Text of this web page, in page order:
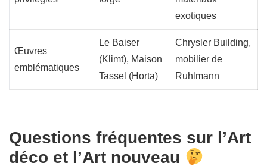
exotiques
Œuvres
emblématiques
Le Baiser
(Klimt), Maison
Tassel (Horta)
Chrysler Building,
mobilier de
Ruhlmann
Questions fréquentes sur l’Art
déco et l’Art nouveau